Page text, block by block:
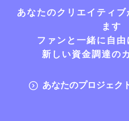
あなたのクリエイティ
ます
ファンと一緒に自
新しい資金調達の
あなたのプロジェク